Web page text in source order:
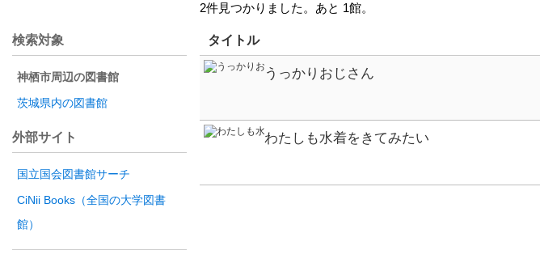
2件見つかりました。あと 1館。
タイトル
うっかりおじさん
わたしも水着をきてみたい
検索対象
神栖市周辺の図書館
茨城県内の図書館
外部サイト
国立国会図書館サーチ
CiNii Books（全国の大学図書
館）